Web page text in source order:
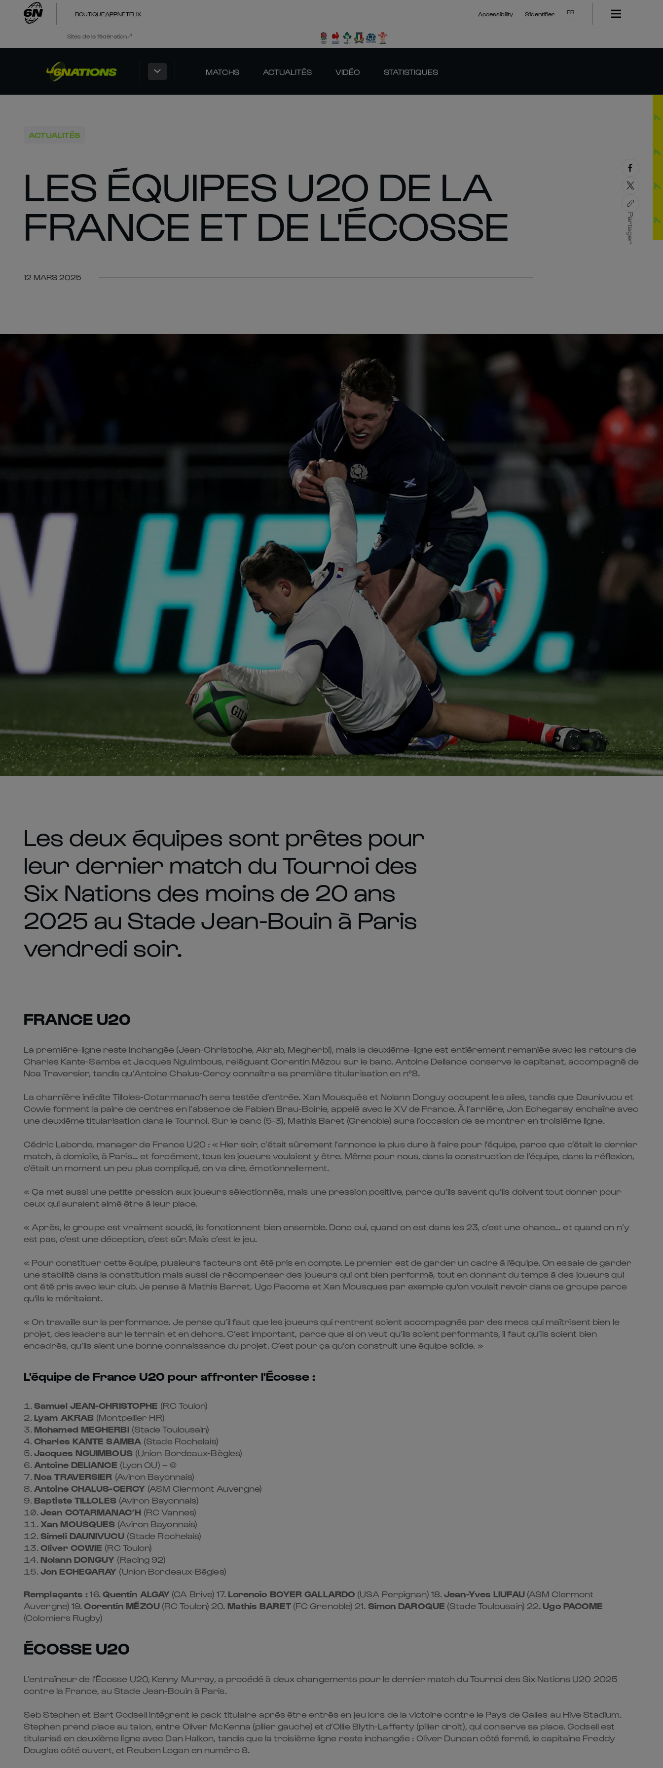
BOUTIQUEAPPNETFLIX Accessibility S'identifier FR
Sites de la fédération
MATCHS ACTUALITÉS VIDÉO STATISTIQUES
ACTUALITÉS
LES ÉQUIPES U20 DE LA
FRANCE ET DE L'ÉCOSSE
12 MARS 2025
Partager
Les deux équipes sont prêtes pour
leur dernier match du Tournoi des
Six Nations des moins de 20 ans
2025 au Stade Jean-Bouin à Paris
vendredi soir.
FRANCE U20
La première-ligne reste inchangée (Jean-Christophe, Akrab, Megherbi), mais la deuxième-ligne est entièrement remaniée avec les retours de
Charles Kante-Samba et Jacques Nguimbous, reléguant Corentin Mézou sur le banc. Antoine Deliance conserve le capitanat, accompagné de
Noa Traversier, tandis qu’Antoine Chalus-Cercy connaîtra sa première titularisation en n°8.
La charnière inédite Tilloles-Cotarmanac’h sera testée d’entrée. Xan Mousquès et Nolann Donguy occupent les ailes, tandis que Daunivucu et
Cowie forment la paire de centres en l’absence de Fabien Brau-Boirie, appelé avec le XV de France. À l’arrière, Jon Echegaray enchaîne avec
une deuxième titularisation dans le Tournoi. Sur le banc (5-3), Mathis Baret (Grenoble) aura l’occasion de se montrer en troisième ligne.
Cédric Laborde, manager de France U20 : « Hier soir, c’était sûrement l’annonce la plus dure à faire pour l’équipe, parce que c’était le dernier
match, à domicile, à Paris… et forcément, tous les joueurs voulaient y être. Même pour nous, dans la construction de l’équipe, dans la réflexion,
c’était un moment un peu plus compliqué, on va dire, émotionnellement.
« Ça met aussi une petite pression aux joueurs sélectionnés, mais une pression positive, parce qu’ils savent qu’ils doivent tout donner pour
ceux qui auraient aimé être à leur place.
« Après, le groupe est vraiment soudé, ils fonctionnent bien ensemble. Donc oui, quand on est dans les 23, c’est une chance… et quand on n’y
est pas, c’est une déception, c’est sûr. Mais c’est le jeu.
« Pour constituer cette équipe, plusieurs facteurs ont été pris en compte. Le premier est de garder un cadre à l'équipe. On essaie de garder
une stabilité dans la constitution mais aussi de récompenser des joueurs qui ont bien performé, tout en donnant du temps à des joueurs qui
ont été pris avec leur club. Je pense à Mathis Barret, Ugo Pacome et Xan Mousques par exemple qu'on voulait revoir dans ce groupe parce
qu'ils le méritaient.
« On travaille sur la performance. Je pense qu’il faut que les joueurs qui rentrent soient accompagnés par des mecs qui maîtrisent bien le
projet, des leaders sur le terrain et en dehors. C’est important, parce que si on veut qu’ils soient performants, il faut qu’ils soient bien
encadrés, qu’ils aient une bonne connaissance du projet. C’est pour ça qu’on construit une équipe solide. »
L'équipe de France U20 pour affronter l'Écosse :
Samuel JEAN-CHRISTOPHE (RC Toulon)
Lyam AKRAB (Montpellier HR)
Mohamed MEGHERBI (Stade Toulousain)
Charles KANTE SAMBA (Stade Rochelais)
Jacques NGUIMBOUS (Union Bordeaux-Bègles)
Antoine DELIANCE (Lyon OU) – ©
Noa TRAVERSIER (Aviron Bayonnais)
Antoine CHALUS-CERCY (ASM Clermont Auvergne)
Baptiste TILLOLES (Aviron Bayonnais)
Jean COTARMANAC’H (RC Vannes)
Xan MOUSQUES (Aviron Bayonnais)
Simeli DAUNIVUCU (Stade Rochelais)
Oliver COWIE (RC Toulon)
Nolann DONGUY (Racing 92)
Jon ECHEGARAY (Union Bordeaux-Bègles)
Remplaçants :16. Quentin ALGAY (CA Brive) 17. Lorencio BOYER GALLARDO (USA Perpignan) 18.Jean-Yves LIUFAU(ASM Clermont
Auvergne) 19.Corentin MÉZOU(RC Toulon) 20. Mathis BARET(FC Grenoble) 21. Simon DAROQUE (Stade Toulousain) 22.Ugo PACOME
(Colomiers Rugby)
ÉCOSSE U20
L’entraîneur de l’Écosse U20, Kenny Murray, a procédé à deux changements pour le dernier match du Tournoi des Six Nations U20 2025
contre la France, au Stade Jean-Bouin à Paris.
Seb Stephen et Bart Godsell intègrent le pack titulaire après être entrés en jeu lors de la victoire contre le Pays de Galles au Hive Stadium.
Stephen prend place au talon, entre Oliver McKenna (pilier gauche) et d’Ollie Blyth-Lafferty (pilier droit), qui conserve sa place. Godsell est
titularisé en deuxième ligne avec Dan Halkon, tandis que la troisième ligne reste inchangée : Oliver Duncan côté fermé, le capitaine Freddy
Douglas côté ouvert, et Reuben Logan en numéro 8.